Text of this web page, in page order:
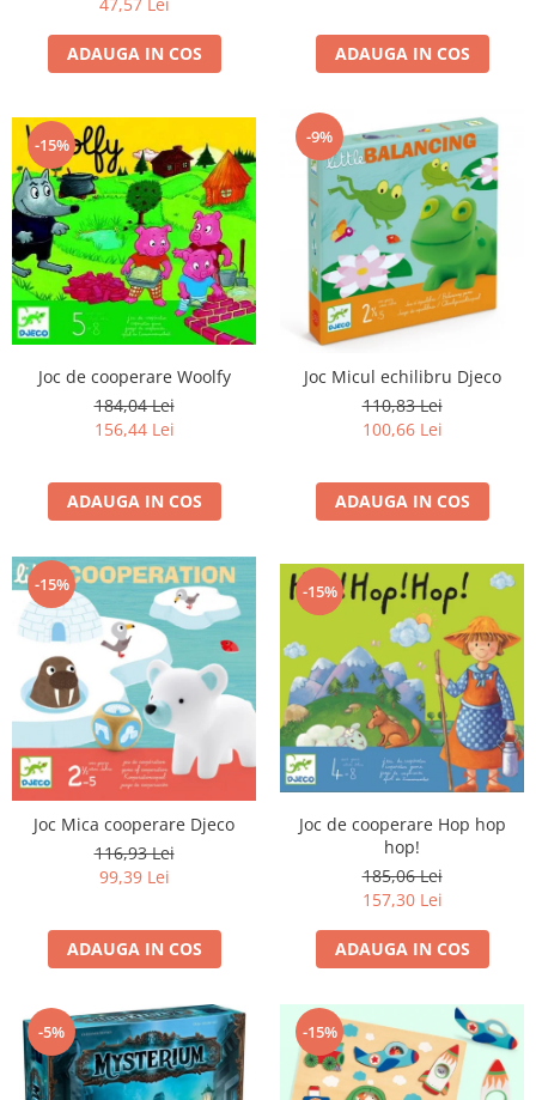
ADAUGA IN COS ADAUGA IN COS
-15%
Joc de cooperare Woolfy
184,04 Lei
156,44 Lei
ADAUGA IN COS
-9%
Joc Micul echilibru Djeco
110,83 Lei
100,66 Lei
ADAUGA IN COS
-15%
Joc Mica cooperare Djeco
116,93 Lei
99,39 Lei
ADAUGA IN COS
-15%
Joc de cooperare Hop hop
hop!
185,06 Lei
157,30 Lei
ADAUGA IN COS
-5% -15%